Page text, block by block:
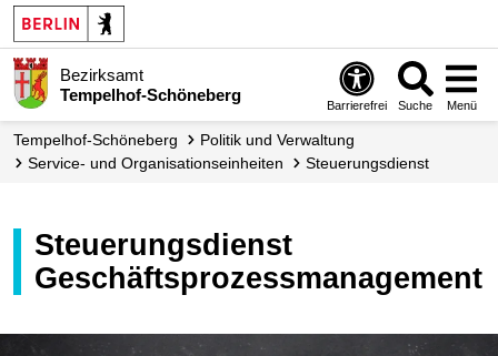
Bezirksamt
Tempelhof-Schöneberg
Barrierefrei Suche Menü
Tempelhof-Schöneberg
Politik und Verwaltung
Service- und Organisations­einheiten
Steuerungs­dienst
Steuerungsdienst
Geschäftsprozessmanagement